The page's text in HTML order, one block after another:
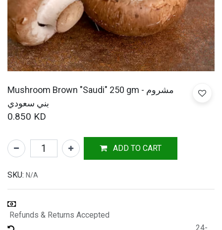
Mushroom Brown "Saudi" 250 gm - مشروم
بني سعودي
0.850 KD
ADD TO CART
SKU: N/A
Refunds & Returns Accepted
24-